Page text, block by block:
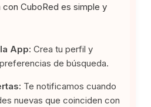
con CuboRed es simple y
App: Crea tu perfil y
de búsqueda.
Te notificamos cuando
nuevas que coinciden con